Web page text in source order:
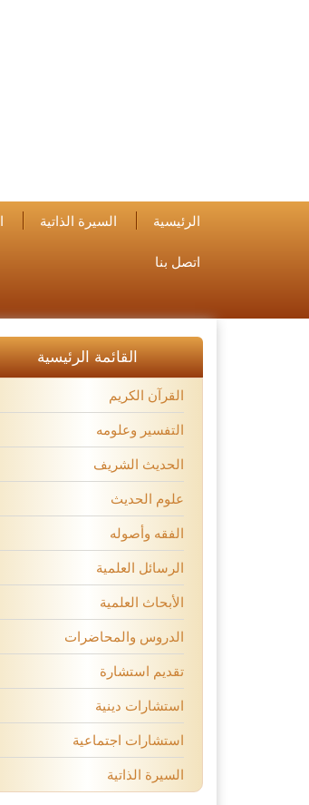
الرئيسية السيرة الذاتية
اتصل بنا
القائمة الرئيسية
القرآن الكريم
التفسير وعلومه
الحديث الشريف
علوم الحديث
الفقه وأصوله
الرسائل العلمية
الأبحاث العلمية
الدروس والمحاضرات
تقديم استشارة
استشارات دينية
استشارات اجتماعية
السيرة الذاتية